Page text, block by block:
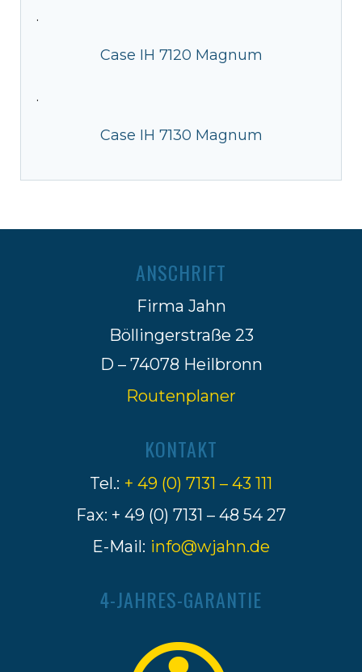
·
Case IH 7120 Magnum
·
Case IH 7130 Magnum
ANSCHRIFT
Firma Jahn
Böllingerstraße 23
D – 74078 Heilbronn
Routenplaner
KONTAKT
Tel.: + 49 (0) 7131 – 43 111
Fax: + 49 (0) 7131 – 48 54 27
E-Mail: info@wjahn.de
4-JAHRES-GARANTIE